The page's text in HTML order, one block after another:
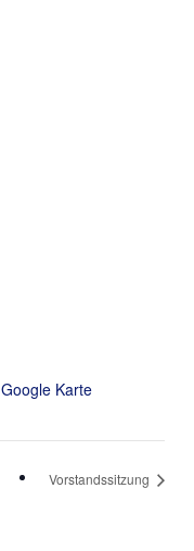
Google Karte
Vorstandssitzung